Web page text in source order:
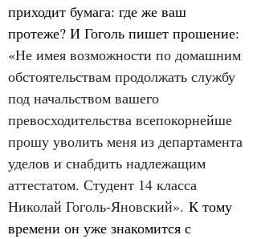
приходит бумага: где же ваш
протеже? И Гоголь пишет прошение:
«Не имея возможности по домашним
обстоятельствам продолжать службу
под начальством вашего
превосходительства всепокорнейше
прошу уволить меня из департамента
уделов и снабдить надлежащим
аттестатом. Студент 14 класса
Николай Гоголь-Яновский». К тому
времени он уже знакомится с